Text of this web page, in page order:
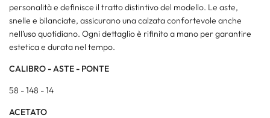
personalità e definisce il tratto distintivo del modello. Le aste,
snelle e bilanciate, assicurano una calzata confortevole anche
nell’uso quotidiano. Ogni dettaglio è rifinito a mano per garantire
estetica e durata nel tempo.
CALIBRO - ASTE - PONTE
58 - 148 - 14
ACETATO